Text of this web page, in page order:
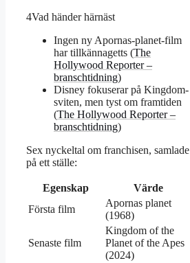
4Vad händer härnäst
Ingen ny Apornas-planet-film
har tillkännagetts (The
Hollywood Reporter –
branschtidning)
Disney fokuserar på Kingdom-
sviten, men tyst om framtiden
(The Hollywood Reporter –
branschtidning)
Sex nyckeltal om franchisen, samlade
på ett ställe:
Egenskap
Värde
Första film
Apornas planet
(1968)
Senaste film
Kingdom of the
Planet of the Apes
(2024)